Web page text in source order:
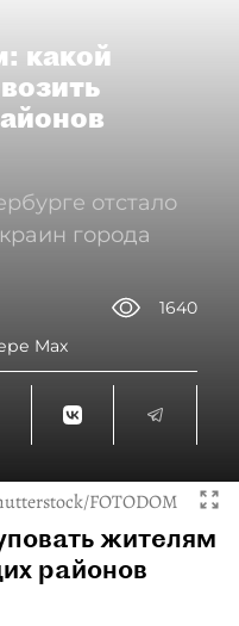
какой
отстало
города
1640
Max
FOTODOM
жителям
районов